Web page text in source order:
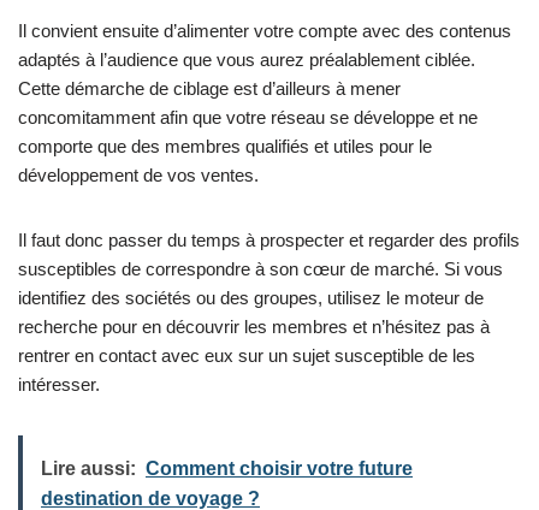
Il convient ensuite d’alimenter votre compte avec des contenus
adaptés à l’audience que vous aurez préalablement ciblée.
Cette démarche de ciblage est d’ailleurs à mener
concomitamment afin que votre réseau se développe et ne
comporte que des membres qualifiés et utiles pour le
développement de vos ventes.
Il faut donc passer du temps à prospecter et regarder des profils
susceptibles de correspondre à son cœur de marché. Si vous
identifiez des sociétés ou des groupes, utilisez le moteur de
recherche pour en découvrir les membres et n’hésitez pas à
rentrer en contact avec eux sur un sujet susceptible de les
intéresser.
Lire aussi: Comment choisir votre future
destination de voyage ?